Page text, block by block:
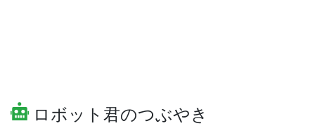
ロボット君のつぶやき